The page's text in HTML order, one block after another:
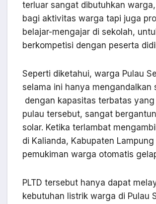
terluar sangat dibutuhkan
bagi aktivitas warga tapi juga
belajar-mengajar di sekolah,
berkompetisi dengan peserta
Seperti diketahui, warga Pulau
selama ini hanya mengandalkan
dengan kapasitas terbatas yang
pulau tersebut, sangat
solar. Ketika terlambat
di Kalianda, Kabupaten
pemukiman warga otomatis
PLTD tersebut hanya dapat
kebutuhan listrik warga di Pulau